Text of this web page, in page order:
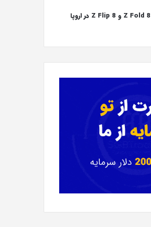
پیش‌فروش گلکسی Z Fold 8 و Z Flip 8 در اروپا